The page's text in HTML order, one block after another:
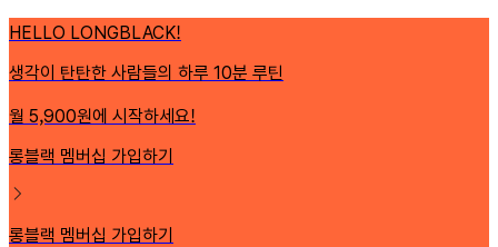
HELLO LONGBLACK!
생각이 탄탄한 사람들의 하루 10분 루틴
월 5,900원에 시작하세요!
롱블랙 멤버십 가입하기
롱블랙 멤버십 가입하기